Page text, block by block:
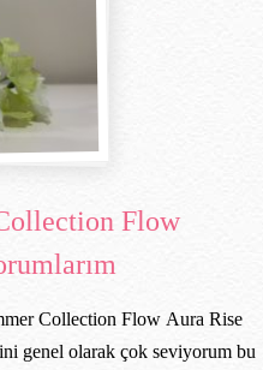
Flow
Collection Flow Aura Rise
genel olarak çok seviyorum bu